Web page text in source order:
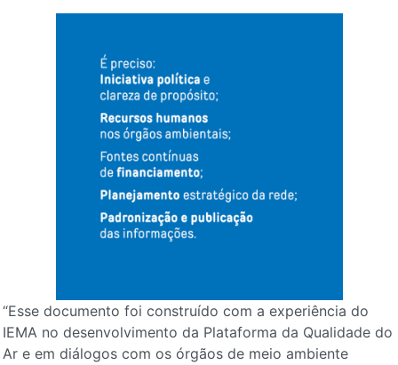
“Esse documento foi construído com a experiência do
IEMA no desenvolvimento da Plataforma da Qualidade do
Ar e em diálogos com os órgãos de meio ambiente